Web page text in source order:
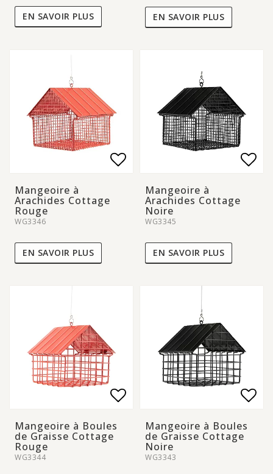
EN SAVOIR PLUS EN SAVOIR PLUS
Add to list of
Add to list of
Mangeoire à
Arachides Cottage
Rouge
WG3346
EN SAVOIR PLUS
Mangeoire à
Arachides Cottage
Noire
WG3345
EN SAVOIR PLUS
Add to list of
Add to list of
Mangeoire à Boules
de Graisse Cottage
Rouge
WG3344
Mangeoire à Boules
de Graisse Cottage
Noire
WG3343